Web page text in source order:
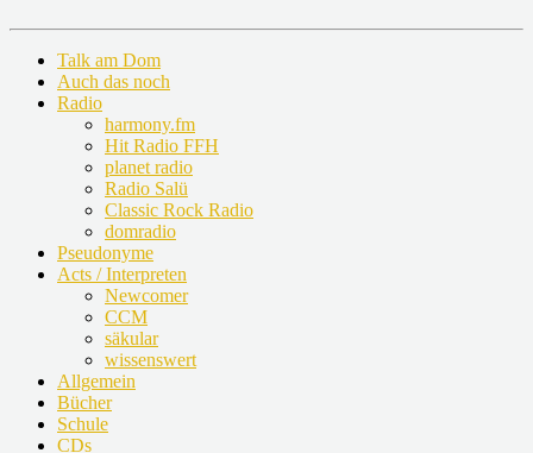
Talk am Dom
Auch das noch
Radio
harmony.fm
Hit Radio FFH
planet radio
Radio Salü
Classic Rock Radio
domradio
Pseudonyme
Acts / Interpreten
Newcomer
CCM
säkular
wissenswert
Allgemein
Bücher
Schule
CDs